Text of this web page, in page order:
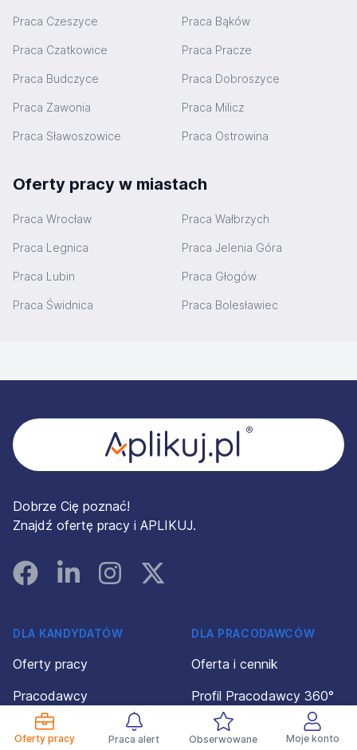
Oferty pracy Praca alert Obserwowane Moje konto
Praca Czeszyce Praca Bąków
Praca Czatkowice Praca Pracze
Praca Budczyce Praca Dobroszyce
Praca Zawonia Praca Milicz
Praca Sławoszowice Praca Ostrowina
Oferty pracy w miastach
Praca Wrocław Praca Wałbrzych
Praca Legnica Praca Jelenia Góra
Praca Lubin Praca Głogów
Praca Świdnica Praca Bolesławiec
Dobrze Cię poznać!
Znajdź ofertę pracy i APLIKUJ.
FacebookLinked InInstagramInstagram
DLA KANDYDATÓW
Oferty pracy
Pracodawcy
Porady
DLA PRACODAWCÓW
Oferta i cennik
Profil Pracodawcy 360°
Konto pracodawcy